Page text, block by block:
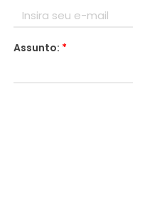
Assunto: *